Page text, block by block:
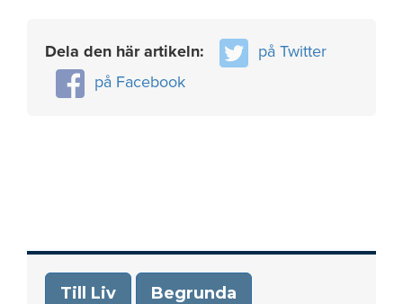
Dela den här artikeln:
på Twitter
på Facebook
Till Liv Begrunda